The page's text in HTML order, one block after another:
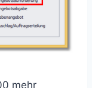
mehr